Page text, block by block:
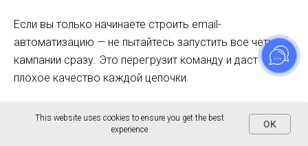
Если вы только начинаете строить email-
автоматизацию — не пытайтесь запустить все четыре
кампании сразу. Это перегрузит команду и даст
плохое качество каждой цепочки.
Порядок внедрения по приоритету:
Первое касание(кампания верхней воронки) —
This website uses cookies to ensure you get the best
experience
OK